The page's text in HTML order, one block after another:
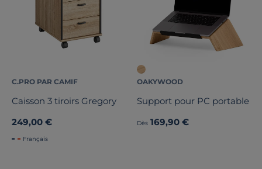
C.PRO PAR CAMIF
Caisson 3 tiroirs Gregory
249,00 €
Français
OAKYWOOD
Support pour PC portable
Dès 169,90 €